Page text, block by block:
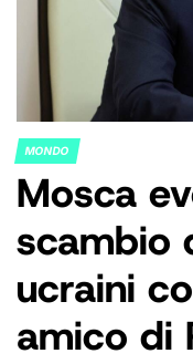
POSTED
IN
MONDO
Mosca
scambio
ucraini
amico di